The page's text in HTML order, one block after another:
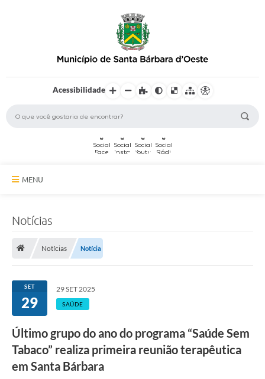
Acessibilidade
MENU
Serviços Online
Transparência
Legislação
Covid-19
Notícias
Notícias Notícia
SET
29
29 SET 2025
SAÚDE
Último grupo do ano do programa “Saúde Sem
Tabaco” realiza primeira reunião terapêutica
em Santa Bárbara